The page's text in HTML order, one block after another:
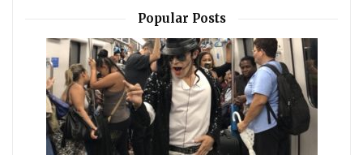
Popular Posts